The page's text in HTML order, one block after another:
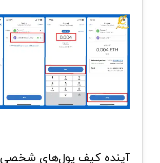
آینده کیف پول‌های شخصی